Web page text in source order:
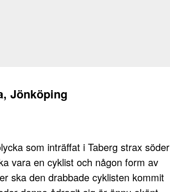
Jönköping
som inträffat i Taberg strax söder
vara en cyklist och någon form av
ska den drabbade cyklisten kommit